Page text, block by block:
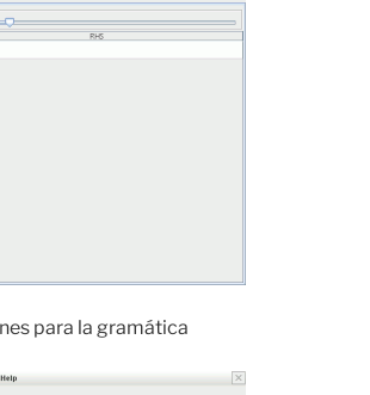
para la gramática